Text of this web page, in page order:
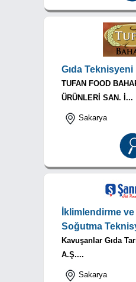
Gıda Teknisyeni
TUFAN FOOD
ÜRÜNLERİ SAN. İ...
Sakarya
İklimlendirme ve
Soğutma
Kavuşanlar Gıda
A.Ş....
Sakarya